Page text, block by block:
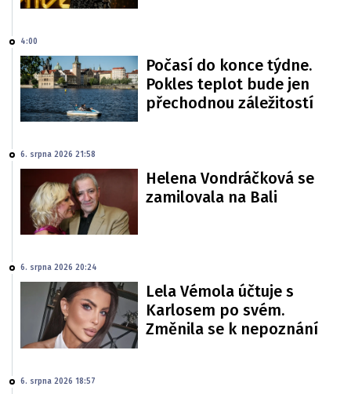
4:00
Počasí do konce týdne.
Pokles teplot bude jen
přechodnou záležitostí
6. srpna 2026 21:58
Helena Vondráčková se
zamilovala na Bali
6. srpna 2026 20:24
Lela Vémola účtuje s
Karlosem po svém.
Změnila se k nepoznání
6. srpna 2026 18:57